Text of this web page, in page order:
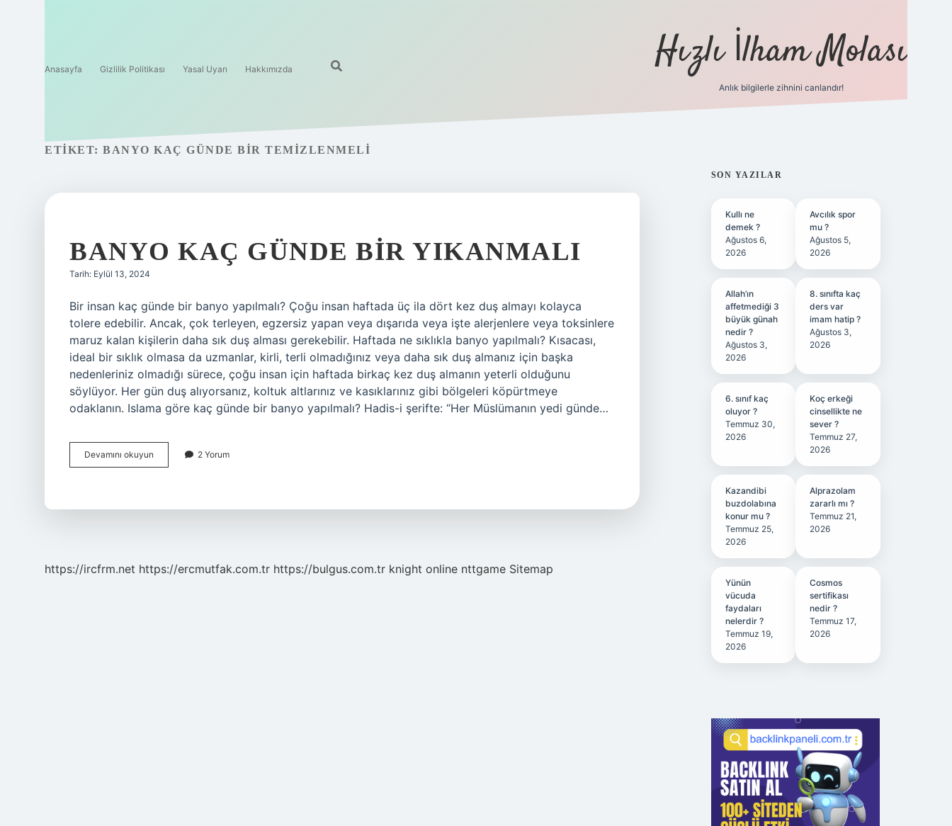
Anasayfa Gizlilik Politikası Yasal Uyarı Hakkımızda Hızlı İlham Molası
Anlık bilgilerle zihnini canlandır!
ETIKET: BANYO KAÇ GÜNDE BIR TEMIZLENMELI
BANYO KAÇ GÜNDE BIR YIKANMALI
Tarih: Eylül 13, 2024
Bir insan kaç günde bir banyo yapılmalı? Çoğu insan haftada üç ila dört kez duş almayı kolayca
tolere edebilir. Ancak, çok terleyen, egzersiz yapan veya dışarıda veya işte alerjenlere veya toksinlere
maruz kalan kişilerin daha sık duş alması gerekebilir. Haftada ne sıklıkla banyo yapılmalı? Kısacası,
ideal bir sıklık olmasa da uzmanlar, kirli, terli olmadığınız veya daha sık duş almanız için başka
nedenleriniz olmadığı sürece, çoğu insan için haftada birkaç kez duş almanın yeterli olduğunu
söylüyor. Her gün duş alıyorsanız, koltuk altlarınız ve kasıklarınız gibi bölgeleri köpürtmeye
odaklanın. Islama göre kaç günde bir banyo yapılmalı? Hadis-i şerifte: “Her Müslümanın yedi günde…
Devamını okuyun
Kaç
2 Yorum
https://ircfrm.net https://ercmutfak.com.tr https://bulgus.com.tr knight online nttgame Sitemap
SIDEBAR
SON YAZILAR
Kullı ne
demek ?
Ağustos 6,
2026
Avcılık spor
mu ?
Ağustos 5,
2026
Allah’ın
affetmediği 3
büyük günah
nedir ?
Ağustos 3,
2026
8. sınıfta kaç
ders var
imam hatip ?
Ağustos 3,
2026
6. sınıf kaç
oluyor ?
Temmuz 30,
2026
Koç erkeği
cinsellikte ne
sever ?
Temmuz 27,
2026
Kazandibi
buzdolabına
konur mu ?
Temmuz 25,
2026
Alprazolam
zararlı mı ?
Temmuz 21,
2026
Yünün
vücuda
faydaları
nelerdir ?
Temmuz 19,
2026
Cosmos
sertifikası
nedir ?
Temmuz 17,
2026